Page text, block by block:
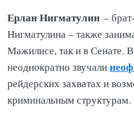
Ерлан Нигматулин –
Нигматулина – также
Мажилисе, так и в Сенате.
неоднократно звучали
рейдерских захватах и
криминальным структурам.